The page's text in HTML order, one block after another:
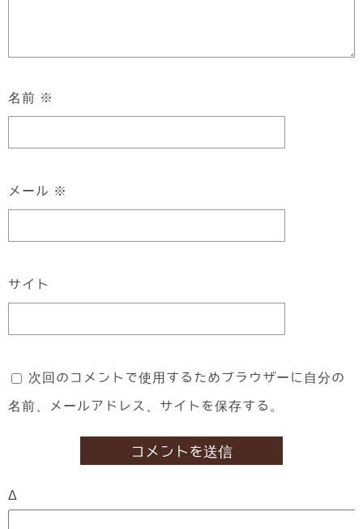
名前 ※
メール ※
サイト
次回のコメントで使用するためブラウザーに自分の
名前、メールアドレス、サイトを保存する。
Δ